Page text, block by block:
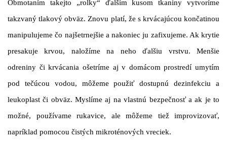
Obmotaním takejto „rolky“ ďalším kusom tkaniny vytvoríme
takzvaný tlakový obväz. Znovu platí, že s krvácajúcou končatinou
manipulujeme čo najšetrnejšie a nakoniec ju zafixujeme. Ak krytie
presakuje krvou, naložíme na neho ďalšiu vrstvu. Menšie
odreniny či krvácania ošetríme aj v domácom prostredí umytím
pod tečúcou vodou, môžeme použiť dostupnú dezinfekciu a
leukoplast či obväz. Myslíme aj na vlastnú bezpečnosť a ak je to
možné, používame rukavice, ale môžeme tiež improvizovať,
napríklad pomocou čistých mikroténových vreciek.